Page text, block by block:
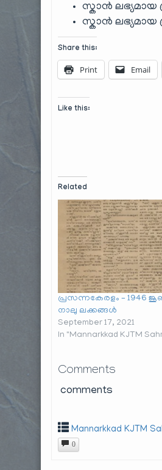
സ്കാൻ
സ്കാൻ
Share this:
Print Email
Like this:
Related
പ്രസന്നകേരളം – 1946
നാലു ലക്കങ്ങൾ
September 17, 2021
In "Mannarkkad KJTM
Comments
comments
Mannarkkad KJTM
0